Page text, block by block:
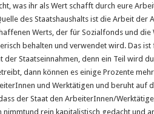
was ihr als Wert schafft durch eure
des Staatshaushalts ist die Arbeit der
Werts, der für Sozialfonds und
behalten und verwendet wird. Das ist
der Staatseinnahmen, denn ein Teil wird
dann können es einige Prozente
und Werktätigen und beruht auf
der Staat den ArbeiterInnen/
nimmtund rein kapitalistisch gedacht und